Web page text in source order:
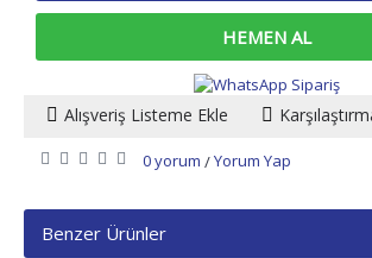
HEMEN AL
Alışveriş Listeme Ekle
0 yorum /Yorum Yap
Benzer Ürünler